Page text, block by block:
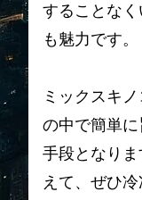
することな
も魅力です。
ミックスキ
の中で簡単
手段となり
えて、ぜひ